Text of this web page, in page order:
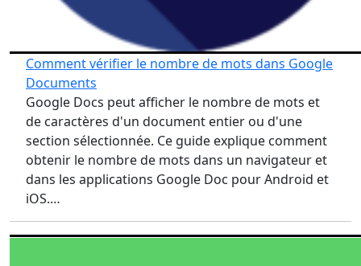
Comment vérifier le nombre de mots dans Google
Documents
Google Docs peut afficher le nombre de mots et
de caractères d'un document entier ou d'une
section sélectionnée. Ce guide explique comment
obtenir le nombre de mots dans un navigateur et
dans les applications Google Doc pour Android et
iOS.…